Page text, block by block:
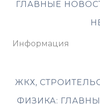
ГЛАВНЫЕ
Информация
ЖКХ,
ФИЗИКА: